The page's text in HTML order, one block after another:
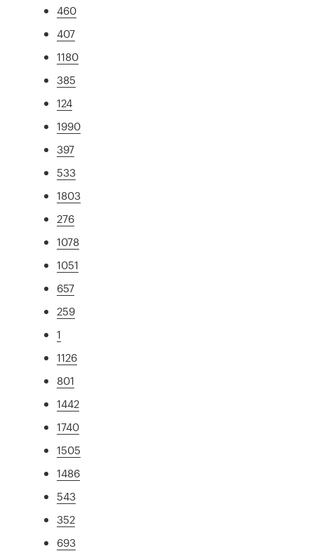
460
407
1180
385
124
1990
397
533
1803
276
1078
1051
657
259
1
1126
801
1442
1740
1505
1486
543
352
693